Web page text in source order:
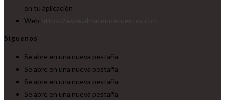
en tu aplicación
Web:
Síguenos
Se abre en una nueva pestaña
Se abre en una nueva pestaña
Se abre en una nueva pestaña
Se abre en una nueva pestaña